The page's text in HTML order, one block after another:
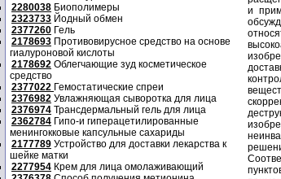
2280038 Биополимеры
2323733 Йодный обмен
2377260 Гель
2178693 Противовирусное средство на основе
гиалуроновой кислоты
2178692 Облегчающие зуд косметическое
средство
2377022 Гемостатические спреи
2376982 Увлажняющая сыворотка для лица
2376974 Трансдермальный гель для лица
2362784 Гипо-и гиперацетилированные
менингокковые капсульные сахариды
2177789 Устройство для доставки лекарства к
шейке матки
2277954 Крем для лица омолаживающий